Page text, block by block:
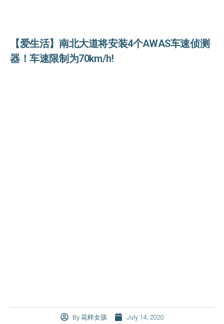
【爱生活】南北大道将安装4个AWAS车速侦测
器！车速限制为70km/h!
By 花样女孩 July 14, 2020